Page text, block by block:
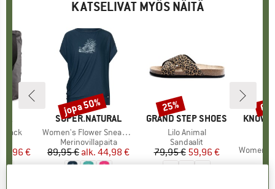
KATSELIVAT MYÖS NÄITÄ
Pack
hinta
71,96 €
MERKKI
SUPER.NATURAL
Tuote
Women's Flower Sneakers Loose Tee
Tuoteryhmä
Merinovillapaita
Hinta
89,95 € Alennettu hinta
alk. 44,98 €
Alennus
jopa 50%
MERKKI
GRAND STEP SHOES
Tuote
Lilo Animal
Tuoteryhmä
Sandaalit
Hinta
79,95 € Alennettu hinta
59,96 €
Alennus
25%
MERKKI
Tuote
Women's